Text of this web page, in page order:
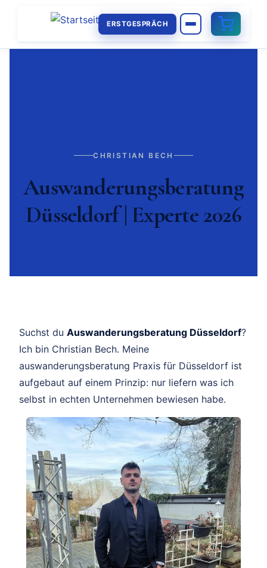
ERSTGESPRÄCH
CHRISTIAN BECH
Auswanderungsberatung
Düsseldorf | Experte 2026
Suchst du Auswanderungsberatung Düsseldorf?
Ich bin Christian Bech. Meine
auswanderungsberatung Praxis für Düsseldorf ist
aufgebaut auf einem Prinzip: nur liefern was ich
selbst in echten Unternehmen bewiesen habe.